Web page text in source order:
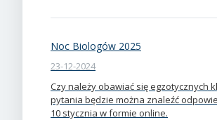
Noc Biologów 2025
23-12-2024
Czy należy obawiać się egzotycznych
pytania będzie można znaleźć
10 stycznia w formie online.